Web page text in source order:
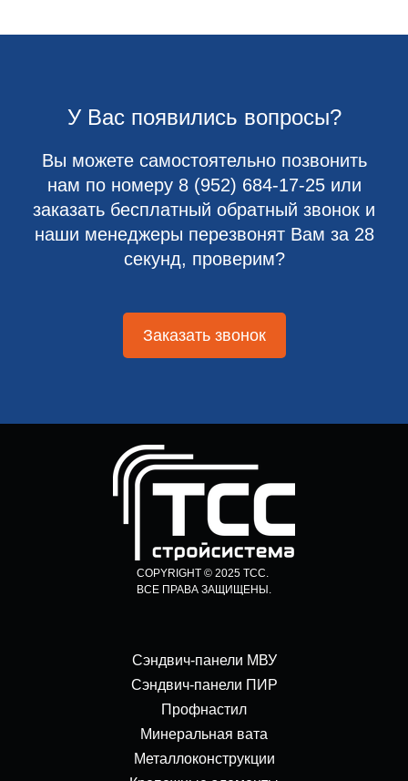
У Вас появились вопросы?
Вы можете самостоятельно позвонить
нам по номеру 8 (952) 684-17-25или
заказать бесплатный обратный звонок и
наши менеджеры перезвонят Вам за 28
секунд, проверим?
Заказать звонок
COPYRIGHT © 2025 ТСС.
ВСЕ ПРАВА ЗАЩИЩЕНЫ.
Сэндвич-панели МВУ
Сэндвич-панели ПИР
Профнастил
Минеральная вата
Металлоконструкции